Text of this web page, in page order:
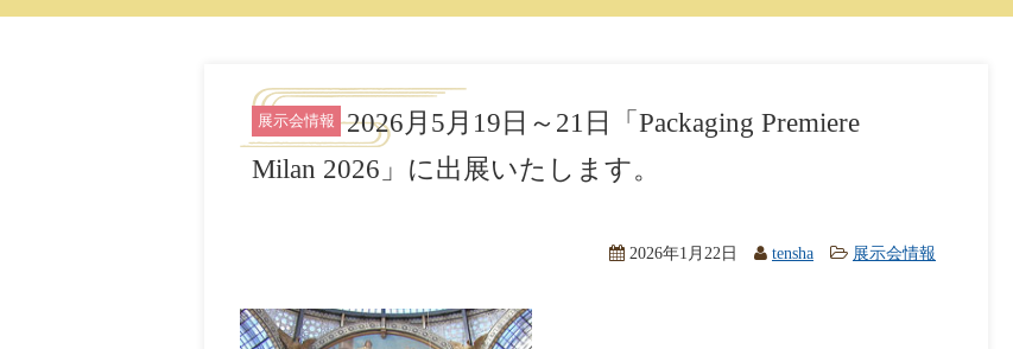
展示会情報
2026月5月19日～21日「Packaging Premiere
Milan 2026」に出展いたします。
2026年1月22日 tensha 展示会情報